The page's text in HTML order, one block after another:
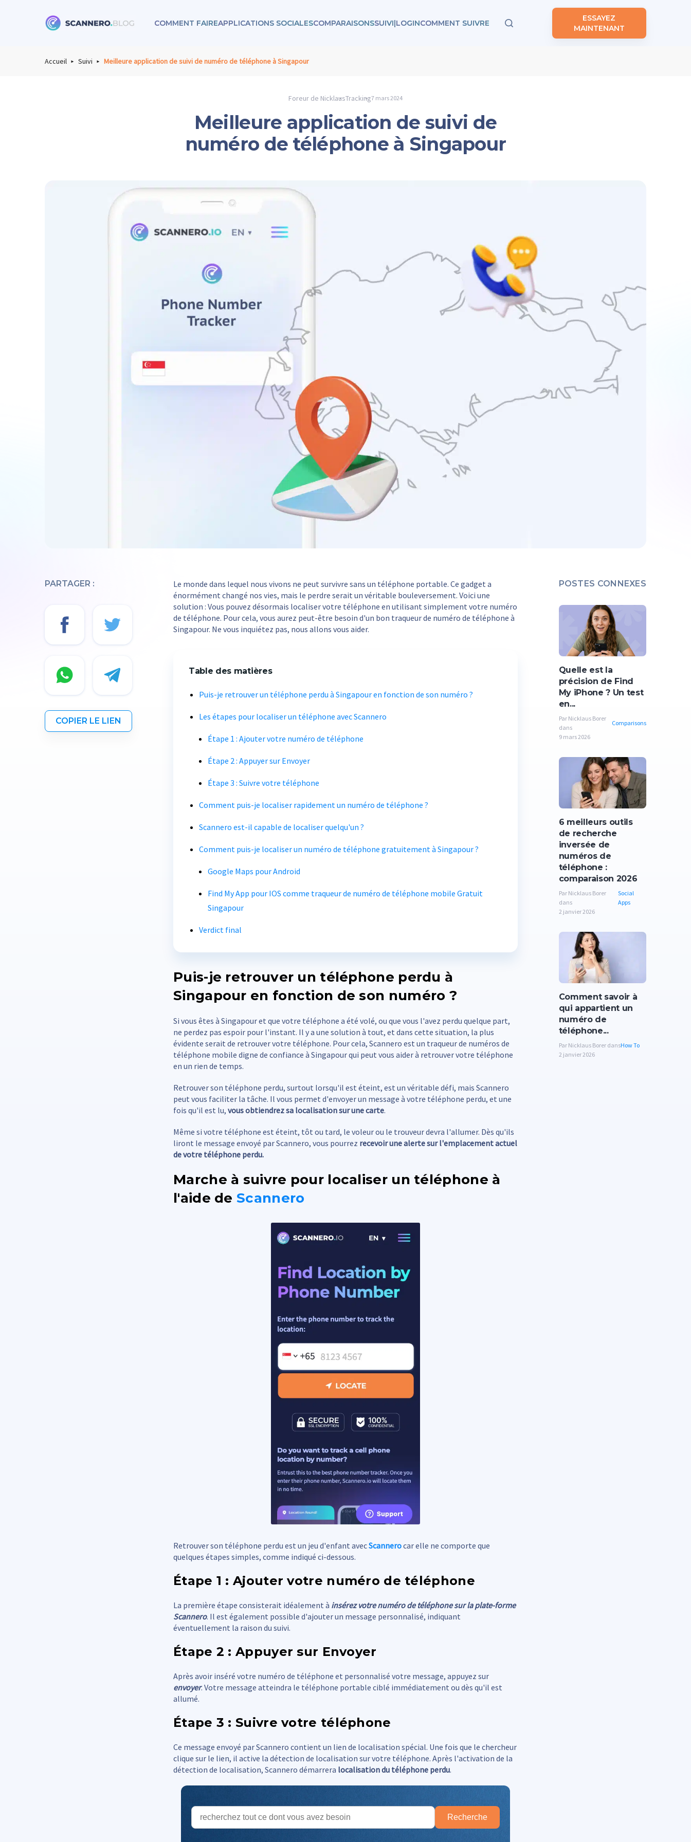
COMMENT FAIREAPPLICATIONS SOCIALESCOMPARAISONSSUIVI|LOGINCOMMENT SUIVRE
ESSAYEZ
MAINTENANT
Accueil Suivi Meilleure application de suivi de numéro de téléphone à Singapour
Foreur de NicklausTracking7 mars 2024
Meilleure application de suivi de
numéro de téléphone à Singapour
PARTAGER :
COPIER LE LIEN
Le monde dans lequel nous vivons ne peut survivre sans un téléphone portable. Ce gadget a
énormément changé nos vies, mais le perdre serait un véritable bouleversement. Voici une
solution : Vous pouvez désormais localiser votre téléphone en utilisant simplement votre numéro
de téléphone. Pour cela, vous aurez peut-être besoin d'un bon traqueur de numéro de téléphone à
Singapour. Ne vous inquiétez pas, nous allons vous aider.
Table des matières
Puis-je retrouver un téléphone perdu à Singapour en fonction de son numéro ?
Les étapes pour localiser un téléphone avec Scannero
Étape 1 : Ajouter votre numéro de téléphone
Étape 2 : Appuyer sur Envoyer
Étape 3 : Suivre votre téléphone
Comment puis-je localiser rapidement un numéro de téléphone ?
Scannero est-il capable de localiser quelqu'un ?
Comment puis-je localiser un numéro de téléphone gratuitement à Singapour ?
Google Maps pour Android
Find My App pour IOS comme traqueur de numéro de téléphone mobile Gratuit
Singapour
Verdict final
Puis-je retrouver un téléphone perdu à
Singapour en fonction de son numéro ?
Si vous êtes à Singapour et que votre téléphone a été volé, ou que vous l'avez perdu quelque part,
ne perdez pas espoir pour l'instant. Il y a une solution à tout, et dans cette situation, la plus
évidente serait de retrouver votre téléphone. Pour cela, Scannero est un traqueur de numéros de
téléphone mobile digne de confiance à Singapour qui peut vous aider à retrouver votre téléphone
en un rien de temps.
Retrouver son téléphone perdu, surtout lorsqu'il est éteint, est un véritable défi, mais Scannero
peut vous faciliter la tâche. Il vous permet d'envoyer un message à votre téléphone perdu, et une
fois qu'il est lu, vous obtiendrez sa localisation sur une carte.
Même si votre téléphone est éteint, tôt ou tard, le voleur ou le trouveur devra l'allumer. Dès qu'ils
liront le message envoyé par Scannero, vous pourrez recevoir une alerte sur l'emplacement actuel
de votre téléphone perdu.
Marche à suivre pour localiser un téléphone à
l'aide deScannero
Retrouver son téléphone perdu est un jeu d'enfant avecScannerocar elle ne comporte que
quelques étapes simples, comme indiqué ci-dessous.
Étape 1 : Ajouter votre numéro de téléphone
La première étape consisterait idéalement à insérez votre numéro de téléphone sur la plate-forme
Scannero. Il est également possible d'ajouter un message personnalisé, indiquant
éventuellement la raison du suivi.
Étape 2 : Appuyer sur Envoyer
Après avoir inséré votre numéro de téléphone et personnalisé votre message, appuyez sur
envoyer. Votre message atteindra le téléphone portable ciblé immédiatement ou dès qu'il est
allumé.
Étape 3 : Suivre votre téléphone
Ce message envoyé par Scannero contient un lien de localisation spécial. Une fois que le chercheur
clique sur le lien, il active la détection de localisation sur votre téléphone. Après l'activation de la
détection de localisation, Scannero démarrera localisation du téléphone perdu.
Recherche
POSTES CONNEXES
Quelle est la
précision de Find
My iPhone ? Un test
en...
Par Nicklaus Borer
dans
Comparisons
9 mars 2026
6 meilleurs outils
de recherche
inversée de
numéros de
téléphone :
comparaison 2026
Par Nicklaus Borer
dans
Social
Apps
2 janvier 2026
Comment savoir à
qui appartient un
numéro de
téléphone...
Par Nicklaus Borer dansHow To
2 janvier 2026